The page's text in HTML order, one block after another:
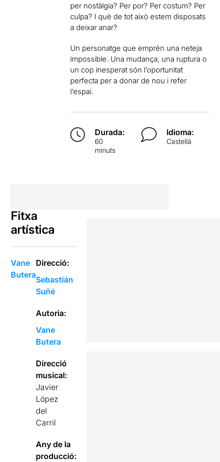
per nostàlgia? Per por? Per costum? Per
culpa? I què de tot això estem disposats
a deixar anar?
Un personatge que emprèn una neteja
impossible. Una mudança, una ruptura o
un cop inesperat són l’oportunitat
perfecta per a donar de nou i refer
l’espai.
Durada:
60
minuts
Idioma:
Castellà
Fitxa
artística
Vane
Butera
Direcció:
Sebastián
Suñé
Autoria:
Vane
Butera
Direcció
musical:
Javier
López
del
Carril
Any de la
producció: